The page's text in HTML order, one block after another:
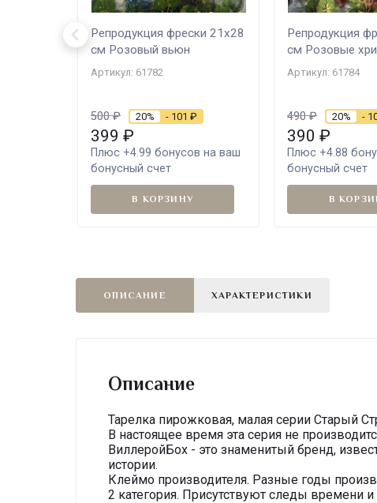
Репродукция фрески 21х28
см Розовый вьюн
Артикул: 61782
500₽ 20% - 101 ₽
399 ₽
Плюс +4.99 бонусов на ваш
бонусный счет
В КОРЗИНУ
Репродукция
см Розовые
Артикул: 61784
490₽ 20% -
390₽
Плюс +4.88
бонусный счет
В
ОПИСАНИЕ ХАРАКТЕРИСТИКИ
Описание
Тарелка пирожковая, малая серии Старый
В настоящее время эта серия не
ВиллеройБох - это знаменитый бренд,
истории.
Клеймо производителя. Разные годы
2 категория. Присутствуют следы времени